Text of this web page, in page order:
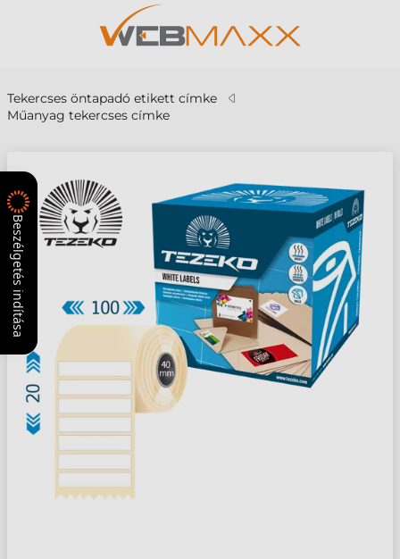
Tekercses öntapadó etikett címke
Műanyag tekercses címke
Beszélgetés indítása